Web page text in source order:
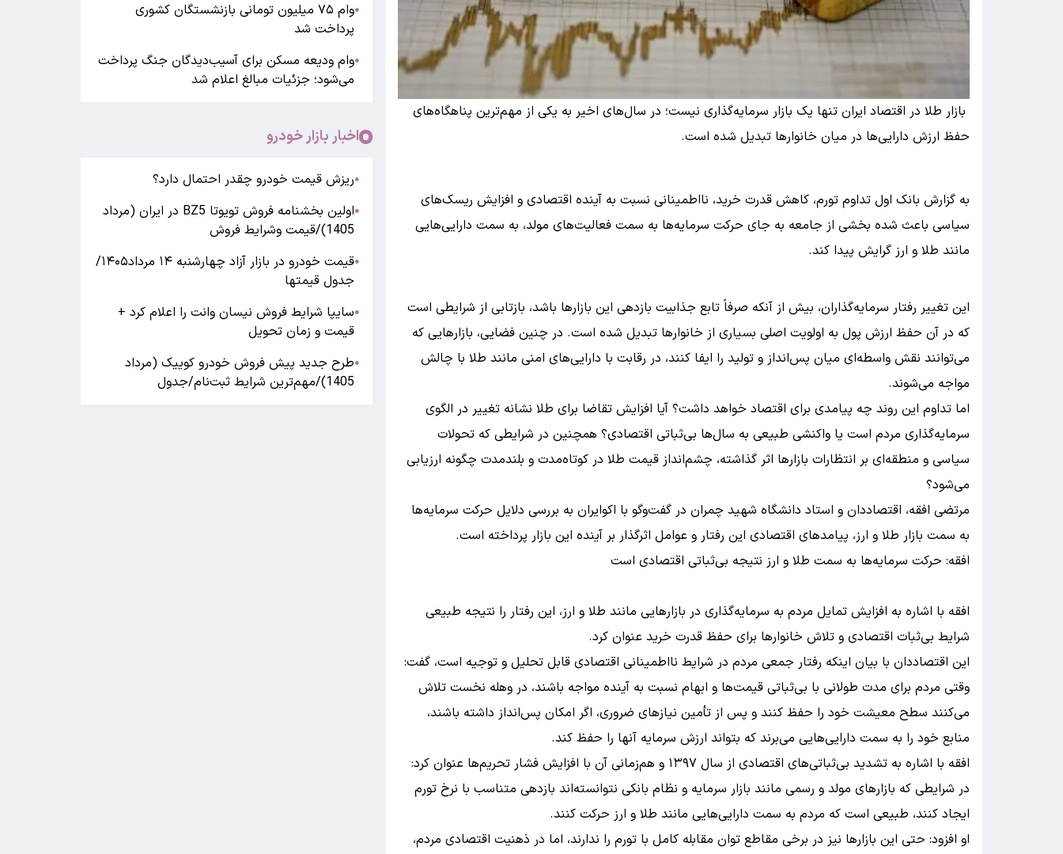
بازار طلا در اقتصاد ایران تنها یک بازار سرمایه‌گذاری نیست؛ در سال‌های اخیر به یکی از مهم‌ترین پناهگاه‌های
حفظ ارزش دارایی‌ها در میان خانوارها تبدیل شده است.
به گزارش بانک اول تداوم تورم، کاهش قدرت خرید، نااطمینانی نسبت به آینده اقتصادی و افزایش ریسک‌های
سیاسی باعث شده بخشی از جامعه به جای حرکت سرمایه‌ها به سمت فعالیت‌های مولد، به سمت دارایی‌هایی
مانند طلا و ارز گرایش پیدا کند.
این تغییر رفتار سرمایه‌گذاران، بیش از آنکه صرفاً تابع جذابیت بازدهی این بازارها باشد، بازتابی از شرایطی است
که در آن حفظ ارزش پول به اولویت اصلی بسیاری از خانوارها تبدیل شده است. در چنین فضایی، بازارهایی که
می‌توانند نقش واسطه‌ای میان پس‌انداز و تولید را ایفا کنند، در رقابت با دارایی‌های امنی مانند طلا با چالش
مواجه می‌شوند.
اما تداوم این روند چه پیامدی برای اقتصاد خواهد داشت؟ آیا افزایش تقاضا برای طلا نشانه تغییر در الگوی
سرمایه‌گذاری مردم است یا واکنشی طبیعی به سال‌ها بی‌ثباتی اقتصادی؟ همچنین در شرایطی که تحولات
سیاسی و منطقه‌ای بر انتظارات بازارها اثر گذاشته، چشم‌انداز قیمت طلا در کوتاه‌مدت و بلندمدت چگونه ارزیابی
می‌شود؟
مرتضی افقه، اقتصاددان و استاد دانشگاه شهید چمران در گفت‌وگو با اکوایران به بررسی دلایل حرکت سرمایه‌ها
به سمت بازار طلا و ارز، پیامدهای اقتصادی این رفتار و عوامل اثرگذار بر آینده این بازار پرداخته است.
افقه: حرکت سرمایه‌ها به سمت طلا و ارز نتیجه بی‌ثباتی اقتصادی است
افقه با اشاره به افزایش تمایل مردم به سرمایه‌گذاری در بازارهایی مانند طلا و ارز، این رفتار را نتیجه طبیعی
شرایط بی‌ثبات اقتصادی و تلاش خانوارها برای حفظ قدرت خرید عنوان کرد.
این اقتصاددان با بیان اینکه رفتار جمعی مردم در شرایط نااطمینانی اقتصادی قابل تحلیل و توجیه است، گفت:
وقتی مردم برای مدت طولانی با بی‌ثباتی قیمت‌ها و ابهام نسبت به آینده مواجه باشند، در وهله نخست تلاش
می‌کنند سطح معیشت خود را حفظ کنند و پس از تأمین نیازهای ضروری، اگر امکان پس‌انداز داشته باشند،
منابع خود را به سمت دارایی‌هایی می‌برند که بتواند ارزش سرمایه آنها را حفظ کند.
افقه با اشاره به تشدید بی‌ثباتی‌های اقتصادی از سال ۱۳۹۷ و هم‌زمانی آن با افزایش فشار تحریم‌ها عنوان کرد:
در شرایطی که بازارهای مولد و رسمی مانند بازار سرمایه و نظام بانکی نتوانسته‌اند بازدهی متناسب با نرخ تورم
ایجاد کنند، طبیعی است که مردم به سمت دارایی‌هایی مانند طلا و ارز حرکت کنند.
او افزود: حتی این بازارها نیز در برخی مقاطع توان مقابله کامل با تورم را ندارند، اما در ذهنیت اقتصادی مردم،
●
وام ۷۵ میلیون تومانی بازنشستگان کشوری
پرداخت شد
●وام ودیعه مسکن برای آسیب‌دیدگان جنگ پرداخت
می‌شود؛ جزئیات مبالغ اعلام شد
اخبار بازار خودرو
●ریزش قیمت خودرو چقدر احتمال دارد؟
●
اولین بخشنامه فروش تویوتا BZ5 در ایران (مرداد
1405)/قیمت وشرایط فروش
●
قیمت خودرو در بازار آزاد چهارشنبه ۱۴ مرداد۱۴۰۵/
جدول قیمتها
●سایپا شرایط فروش نیسان وانت را اعلام کرد +
قیمت و زمان تحویل
●طرح جدید پیش فروش خودرو کوییک (مرداد
1405)/مهم‌ترین شرایط ثبت‌نام/جدول